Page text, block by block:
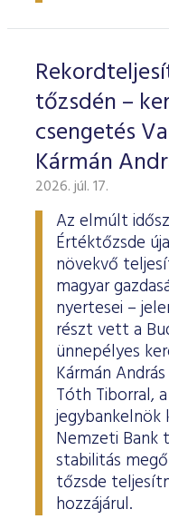
tőzsdén –
csengetés
Kármán
2026. júl. 17.
Az elmúlt
Értéktőzsde
növekvő
magyar
nyertesei –
részt vett a
ünnepélyes
Kármán
Tóth Tiborral,
jegybankelnök
Nemzeti
stabilitás
tőzsde
hozzájárul.